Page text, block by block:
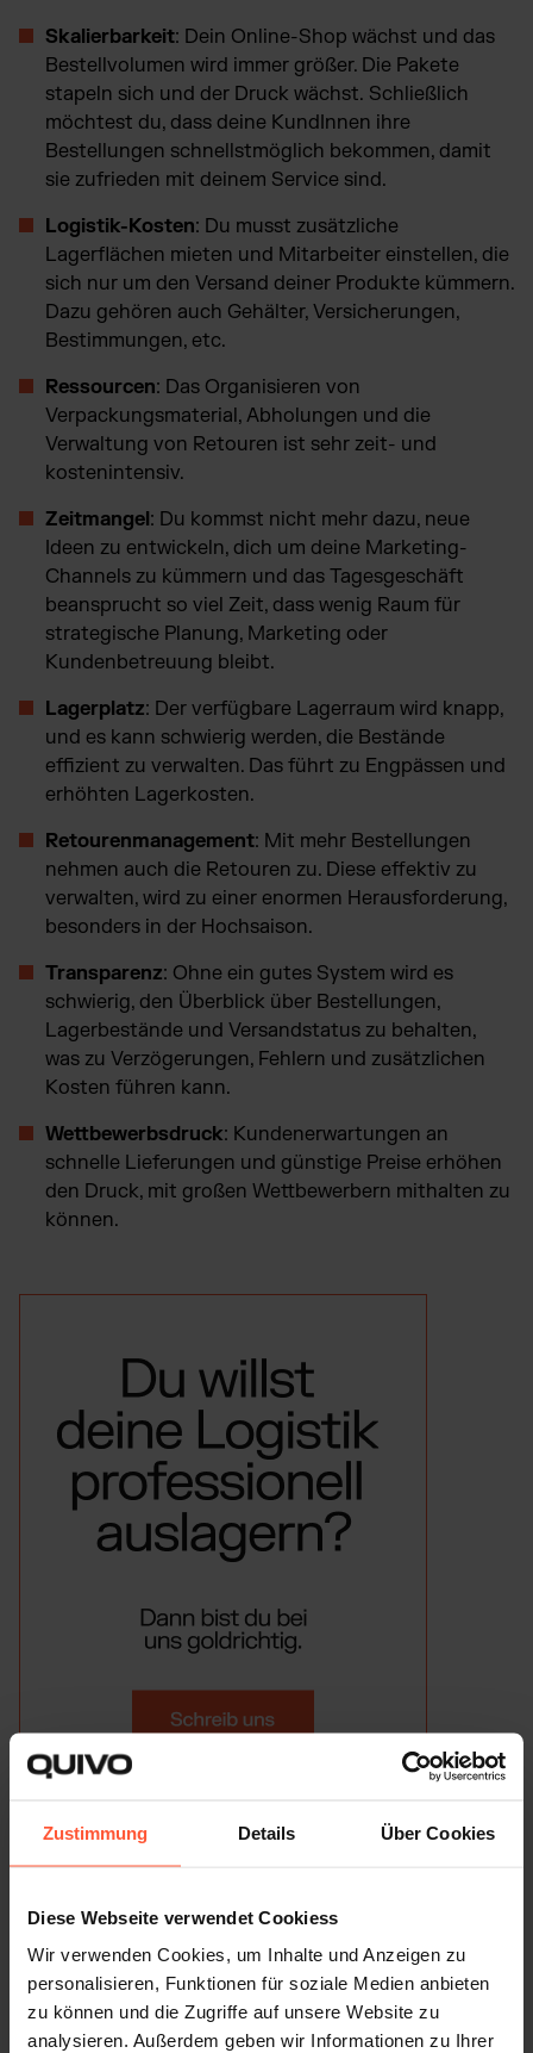
Zustimmung Details Über Cookies
Diese Webseite verwendet Cookiess
Wir verwenden Cookies, um Inhalte und Anzeigen zu
personalisieren, Funktionen für soziale Medien anbieten
zu können und die Zugriffe auf unsere Website zu
analysieren. Außerdem geben wir Informationen zu Ihrer
Skalierbarkeit: Dein Online-Shop wächst und das
Bestellvolumen wird immer größer. Die Pakete
stapeln sich und der Druck wächst. Schließlich
möchtest du, dass deine KundInnen ihre
Bestellungen schnellstmöglich bekommen, damit
sie zufrieden mit deinem Service sind.
Logistik-Kosten: Du musst zusätzliche
Lagerflächen mieten und Mitarbeiter einstellen, die
sich nur um den Versand deiner Produkte kümmern.
Dazu gehören auch Gehälter, Versicherungen,
Bestimmungen, etc.
Ressourcen: Das Organisieren von
Verpackungsmaterial, Abholungen und die
Verwaltung von Retouren ist sehr zeit- und
kostenintensiv.
Zeitmangel: Du kommst nicht mehr dazu, neue
Ideen zu entwickeln, dich um deine Marketing-
Channels zu kümmern und das Tagesgeschäft
beansprucht so viel Zeit, dass wenig Raum für
strategische Planung, Marketing oder
Kundenbetreuung bleibt.
Lagerplatz: Der verfügbare Lagerraum wird knapp,
und es kann schwierig werden, die Bestände
effizient zu verwalten. Das führt zu Engpässen und
erhöhten Lagerkosten.
Retourenmanagement: Mit mehr Bestellungen
nehmen auch die Retouren zu. Diese effektiv zu
verwalten, wird zu einer enormen Herausforderung,
besonders in der Hochsaison.
Transparenz: Ohne ein gutes System wird es
schwierig, den Überblick über Bestellungen,
Lagerbestände und Versandstatus zu behalten,
was zu Verzögerungen, Fehlern und zusätzlichen
Kosten führen kann.
Wettbewerbsdruck: Kundenerwartungen an
schnelle Lieferungen und günstige Preise erhöhen
den Druck, mit großen Wettbewerbern mithalten zu
können.
Die Vorteile und Nachteile eines
Fulfillment Centers
Fulfillment Anbieter sind durch ihre große Erfahrung und
eingespielten Prozesse strategische Partner von